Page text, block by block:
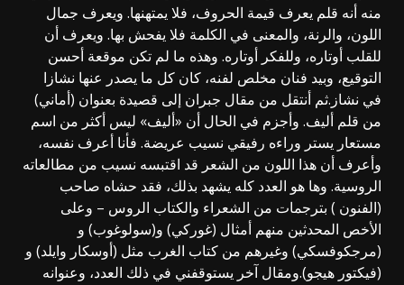
منه أنه قلم يعرف قيمة الحروف، فلا يمتهنها. ويعرف جمال
اللون، والرنة، والمعنى في الكلمة فلا يفحش بها. ويعرف أن
للقلب أوتاره، وللفكر أوتاره. وهذه ما لم تكن موقعة أحسن
التوقيع، وبيد فنان مخلص لفنه، كان كل ما يصدر عنها نشازا
في نشاز.ثم أنتقل من مقال جبران إلى قصيدة بعنوان (أماني)
من قلم أليف. وأجزم في الحال أن «أليف» ليس أكثر من اسم
مستعار يستر وراءه رفيقي نسيب عريضة. فأنا أعرف نفسه،
وأعرف أن هذا اللون من الشعر قد اقتبسه نسيب من مطالعاته
الروسية. وها هو العدد كله يشهد بذلك، فقد حشاه صاحب
(الفنون ) بترجمات من الشعراء والكتاب الروس – وعلى
الأخص المحدثين منهم أمثال (غوركي) و(سولوغوب) و
(مرجكوفسكي) وغيرهم من كتاب الغرب مثل (أوسكار وايلد) و
(فيكتور هيجو).ومقال آخر يستوقفني في ذلك العدد، وعنوانه